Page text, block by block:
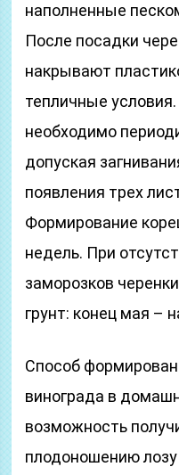
наполненные
После посадки
накрывают
тепличные
необходимо
допуская
появления трех
Формирование
недель. При
заморозков
грунт: конец мая –
Способ
винограда в
возможность
плодоношению